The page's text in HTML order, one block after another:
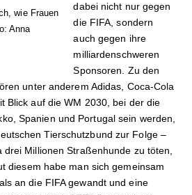
wie Frauen
Anna
dabei nicht nur gegen
die FIFA, sondern
auch gegen ihre
milliardenschweren
Sponsoren. Zu den
unter anderem Adidas, Coca-Cola
Blick auf die WM 2030, bei der die
Spanien und Portugal sein werden,
Tierschutzbund zur Folge –
Millionen Straßenhunde zu töten,
diesem habe man sich gemeinsam
an die FIFA gewandt und eine